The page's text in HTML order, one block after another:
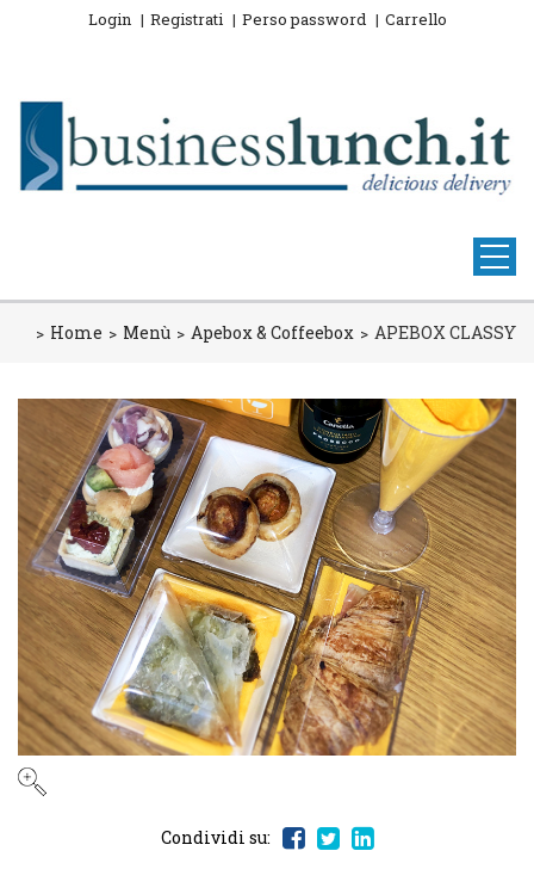
Login Registrati Perso password Carrello
Home Menù Apebox & Coffeebox APEBOX CLASSY
Condividi su: